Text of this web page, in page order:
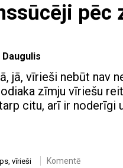
pēc
jā, vīrieši nebūt nav
zīmju vīriešu
citu, arī ir noderīgi
, vīrieši Komentē